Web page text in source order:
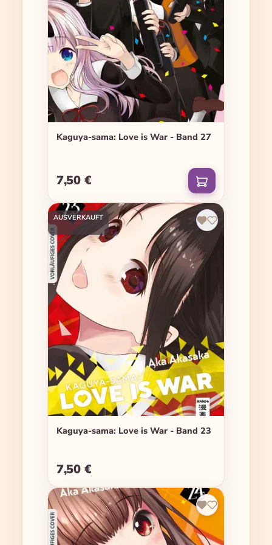
Kaguya-sama: Love is War - Band 27
Regulärer Preis:
7,50 €
AUSVERKAUFT
Kaguya-sama: Love is War - Band 23
Regulärer Preis:
7,50 €